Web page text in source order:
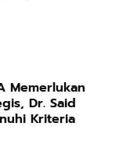
Memerlukan
Dr. Said
Kriteria